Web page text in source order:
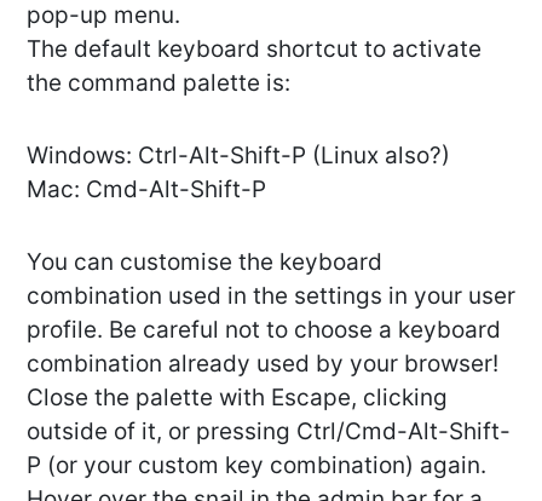
pop-up menu.
The default keyboard shortcut to activate
the command palette is:
Windows: Ctrl-Alt-Shift-P (Linux also?)
Mac: Cmd-Alt-Shift-P
You can customise the keyboard
combination used in the settings in your user
profile. Be careful not to choose a keyboard
combination already used by your browser!
Close the palette with Escape, clicking
outside of it, or pressing Ctrl/Cmd-Alt-Shift-
P (or your custom key combination) again.